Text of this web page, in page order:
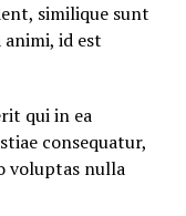
similique sunt
id est
qui in ea
consequatur,
voluptas nulla